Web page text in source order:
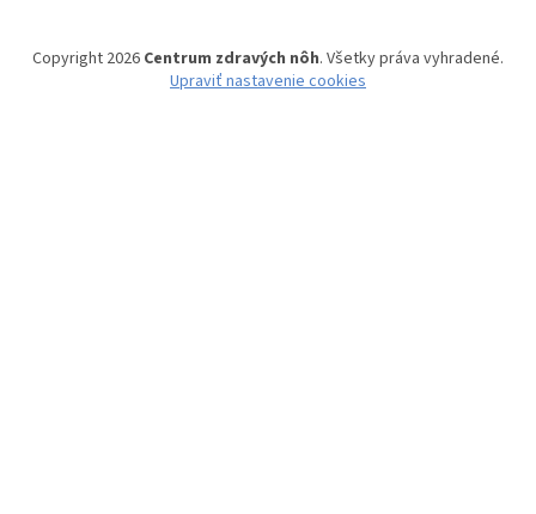
Copyright 2026 Centrum zdravých nôh. Všetky práva vyhradené.
Upraviť nastavenie cookies